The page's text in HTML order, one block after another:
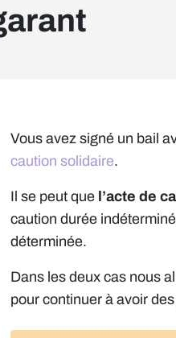
Vous avez signé un bail
caution solidaire.
Il se peut que l’acte de
caution durée
déterminée.
Dans les deux cas nous
pour continuer à avoir